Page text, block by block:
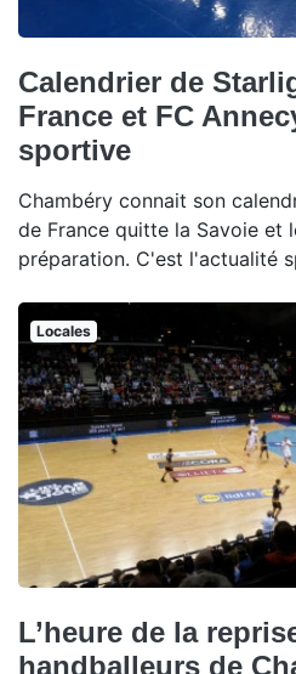
Calendrier de
France et FC
sportive
Chambéry connait son
de France quitte la Savoie et
préparation. C'est l'actualité
Locales
L’heure de la
handballeurs de